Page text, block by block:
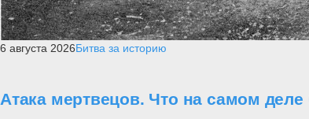
6 августа 2026Битва за историю
Атака мертвецов. Что на самом